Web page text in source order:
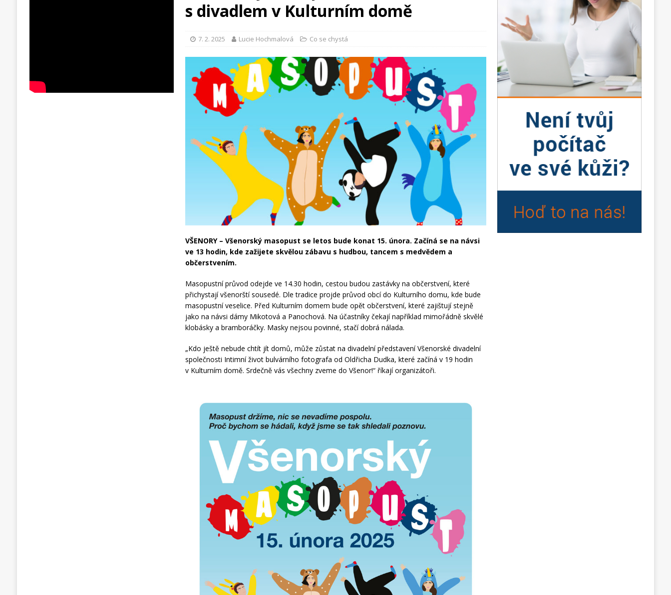
s divadlem v Kulturním domě
7. 2. 2025 Lucie Hochmalová Co se chystá
VŠENORY – Všenorský masopust se letos bude konat 15. února. Začíná se na návsi
ve 13 hodin, kde zažijete skvělou zábavu s hudbou, tancem s medvědem a
občerstvením.
Masopustní průvod odejde ve 14.30 hodin, cestou budou zastávky na občerstvení, které
přichystají všenorští sousedé. Dle tradice projde průvod obcí do Kulturního domu, kde bude
masopustní veselice. Před Kulturním domem bude opět občerstvení, které zajištují stejně
jako na návsi dámy Mikotová a Panochová. Na účastníky čekají například mimořádně skvělé
klobásky a bramboráčky. Masky nejsou povinné, stačí dobrá nálada.
„Kdo ještě nebude chtít jít domů, může zůstat na divadelní představení Všenorské divadelní
společnosti Intimní život bulvárního fotografa od Oldřicha Dudka, které začíná v 19 hodin
v Kulturním domě. Srdečně vás všechny zveme do Všenor!“ říkají organizátoři.